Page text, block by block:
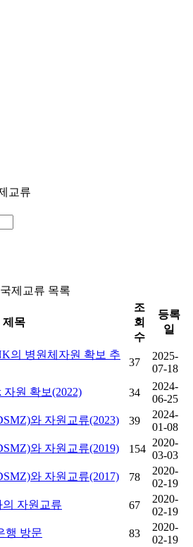
교류
국제교류 목록
제목
조
회
수
등록
일
의 병원체자원 확보 추
37
2025-
07-18
자원 확보(2022) 34
2024-
06-25
와 자원교류(2023) 39
2024-
01-08
와 자원교류(2019) 154
2020-
03-03
와 자원교류(2017) 78
2020-
02-19
자원교류 67
2020-
02-19
행 방문 83
2020-
02-19